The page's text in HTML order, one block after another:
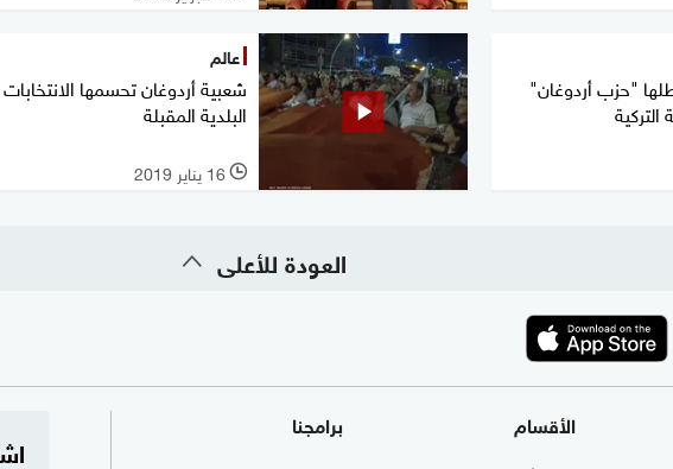
"حزب أردوغان"
التركية
عالم
شعبية أردوغان تحسمها الانتخابات
البلدية المقبلة
l 16 يناير 2019
العودة للأعلى
الأقسام برامجنا